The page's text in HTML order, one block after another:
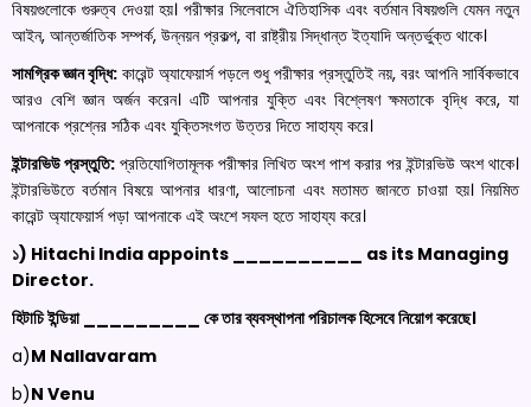
বিষয়গুলোকে গুরুত্ব দেওয়া হয়। পরীক্ষার সিলেবাসে ঐতিহাসিক এবং বর্তমান বিষয়গুলি যেমন নতুন
আইন, আন্তর্জাতিক সম্পর্ক, উন্নয়ন প্রকল্প, বা রাষ্ট্রীয় সিদ্ধান্ত ইত্যাদি অন্তর্ভুক্ত থাকে।
সামগ্রিক জ্ঞান বৃদ্ধি: কারেন্ট অ্যাফেয়ার্স পড়লে শুধু পরীক্ষার প্রস্তুতিই নয়, বরং আপনি সার্বিকভাবে
আরও বেশি জ্ঞান অর্জন করেন। এটি আপনার যুক্তি এবং বিশ্লেষণ ক্ষমতাকে বৃদ্ধি করে, যা
আপনাকে প্রশ্নের সঠিক এবং যুক্তিসংগত উত্তর দিতে সাহায্য করে।
ইন্টারভিউ প্রস্তুতি: প্রতিযোগিতামূলক পরীক্ষার লিখিত অংশ পাশ করার পর ইন্টারভিউ অংশ থাকে।
ইন্টারভিউতে বর্তমান বিষয়ে আপনার ধারণা, আলোচনা এবং মতামত জানতে চাওয়া হয়। নিয়মিত
কারেন্ট অ্যাফেয়ার্স পড়া আপনাকে এই অংশে সফল হতে সাহায্য করে।
১) Hitachi India appoints __________ as its Managing
Director.
হিটাচি ইন্ডিয়া _________ কে তার ব্যবস্থাপনা পরিচালক হিসেবে নিয়োগ করেছে।
a)M Nallavaram
b)N Venu